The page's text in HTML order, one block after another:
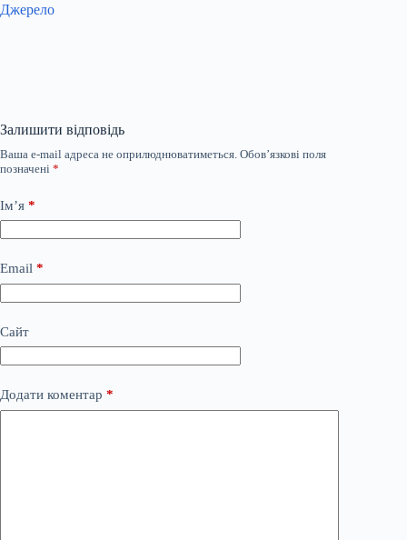
Джерело
Залишити відповідь
Ваша e-mail адреса не оприлюднюватиметься. Обов’язкові поля
позначені *
Ім’я *
Email *
Сайт
Додати коментар *